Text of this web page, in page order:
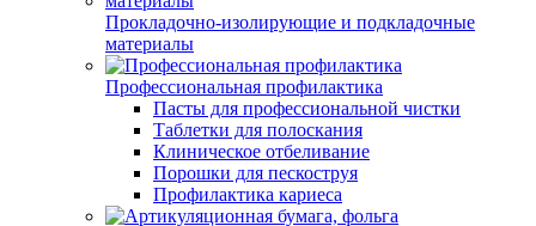
Прокладочно-изолирующие и подкладочные
материалы
Профессиональная профилактика
Пасты для профессиональной чистки
Таблетки для полоскания
Клиническое отбеливание
Порошки для пескоструя
Профилактика кариеса